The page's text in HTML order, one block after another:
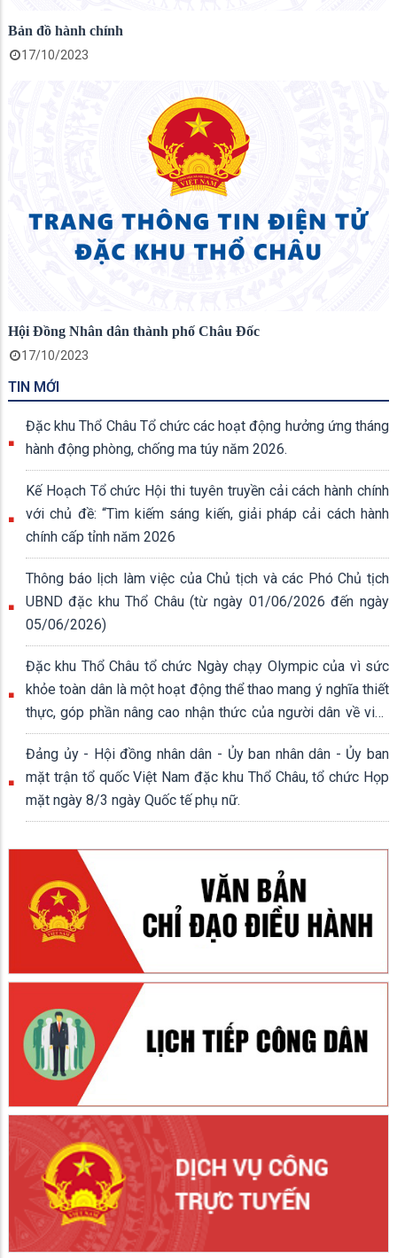
Bản đồ hành chính
17/10/2023
Hội Đồng Nhân dân thành phố Châu Đốc
17/10/2023
TIN MỚI
Đặc khu Thổ Châu Tổ chức các hoạt động hưởng ứng tháng
hành động phòng, chống ma túy năm 2026.
Kế Hoạch Tổ chức Hội thi tuyên truyền cải cách hành chính
với chủ đề: “Tìm kiếm sáng kiến, giải pháp cải cách hành
chính cấp tỉnh năm 2026
Thông báo lịch làm việc của Chủ tịch và các Phó Chủ tịch
UBND đặc khu Thổ Châu (từ ngày 01/06/2026 đến ngày
05/06/2026)
Đặc khu Thổ Châu tổ chức Ngày chạy Olympic của vì sức
khỏe toàn dân là một hoạt động thể thao mang ý nghĩa thiết
thực, góp phần nâng cao nhận thức của người dân về việc
rèn luyện thân thể, xây dựng lối sống lành mạnh.
Đảng ủy - Hội đồng nhân dân - Ủy ban nhân dân - Ủy ban
mặt trận tổ quốc Việt Nam đặc khu Thổ Châu, tổ chức Họp
mặt ngày 8/3 ngày Quốc tế phụ nữ.